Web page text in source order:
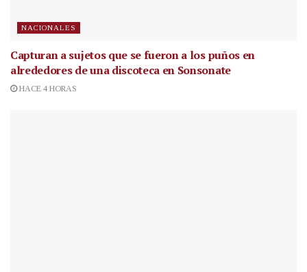
NACIONALES
Capturan a sujetos que se fueron a los puños en
alrededores de una discoteca en Sonsonate
HACE 4 HORAS